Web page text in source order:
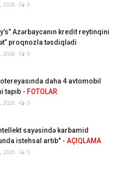
2026 0
Azərbaycanın kredit reytinqini
proqnozla təsdiqlədi
2026 0
daha 4 avtomobil
tapıb - FOTOLAR
2026 0
sayəsində karbamid
istehsal artıb" - AÇIQLAMA
2026 0